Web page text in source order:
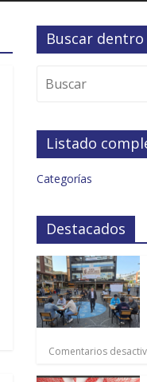
Buscar
Listado
Categorías
Destacados
Comentarios